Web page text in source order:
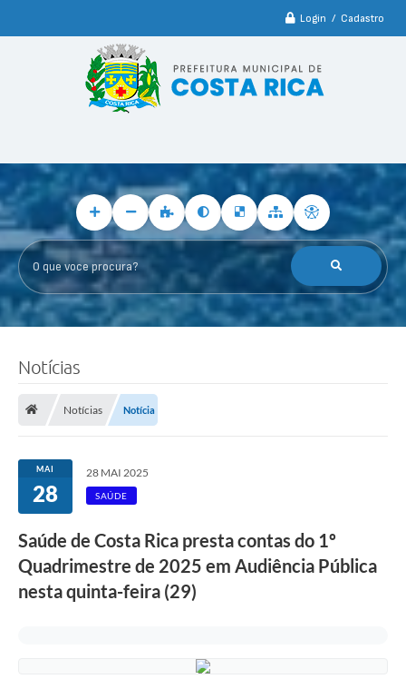
Login / Cadastro
O que voce procura?
Notícias
Notícias Notícia
MAI
28
28 MAI 2025
SAÚDE
Saúde de Costa Rica presta contas do 1º
Quadrimestre de 2025 em Audiência Pública
nesta quinta-feira (29)